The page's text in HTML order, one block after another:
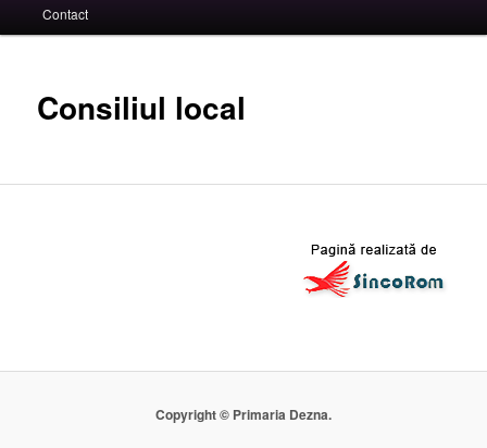
Contact
Consiliul local
Copyright © Primaria Dezna.